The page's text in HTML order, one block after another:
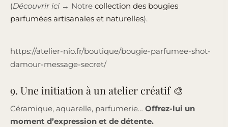
(Découvrir ici → Notre collection des bougies
parfumées artisanales et naturelles).
https://atelier-nio.fr/boutique/bougie-parfumee-shot-
damour-message-secret/
9. Une initiation à un atelier créatif 🎨
Céramique, aquarelle, parfumerie… Offrez-lui un
moment d’expression et de détente.